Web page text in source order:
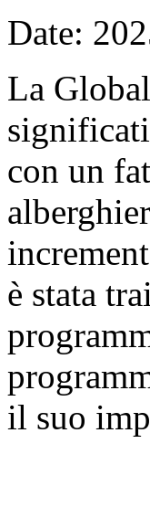
Date:
La
con un
è stata
il suo